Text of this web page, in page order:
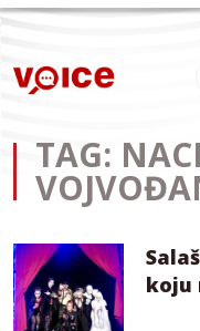
Skip to main content
TAG:
koju